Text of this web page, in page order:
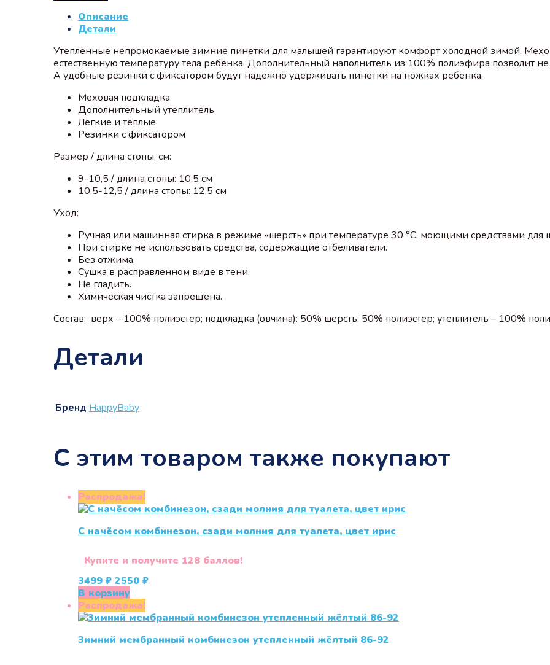
Описание
Детали
Утеплённые непромокаемые зимние пинетки для малышей гарантируют комфорт холодной зимой.
естественную температуру тела ребёнка. Дополнительный наполнитель из 100% полиэфира позволит
А удобные резинки с фиксатором будут надёжно удерживать пинетки на ножках ребенка.
Меховая подкладка
Дополнительный утеплитель
Лёгкие и тёплые
Резинки с фиксатором
Размер / длина стопы, см:
9-10,5 / длина стопы: 10,5 см
10,5-12,5 / длина стопы: 12,5 см
Уход:
Ручная или машинная стирка в режиме «шерсть» при температуре 30 °C, моющими средствами для
При стирке не использовать средства, содержащие отбеливатели.
Без отжима.
Сушка в расправленном виде в тени.
Не гладить.
Химическая чистка запрещена.
Состав: верх – 100% полиэстер; подкладка (овчина): 50% шерсть, 50% полиэстер; утеплитель – 100%
Детали
Бренд HappyBaby
С этим товаром также покупают
Распродажа!
С начёсом комбинезон, сзади молния для туалета, цвет ирис
Купите и получите 128 баллов!
3499₽ Первоначальная
цена
составляла
3499 ₽.
2550₽Текущая
В корзину
Распродажа!
Зимний мембранный комбинезон утепленный жёлтый 86-92